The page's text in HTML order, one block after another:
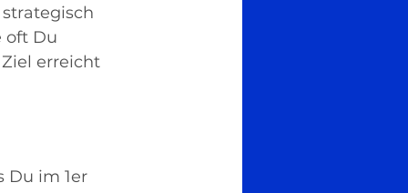
oft Du
erreicht
Du im 1er